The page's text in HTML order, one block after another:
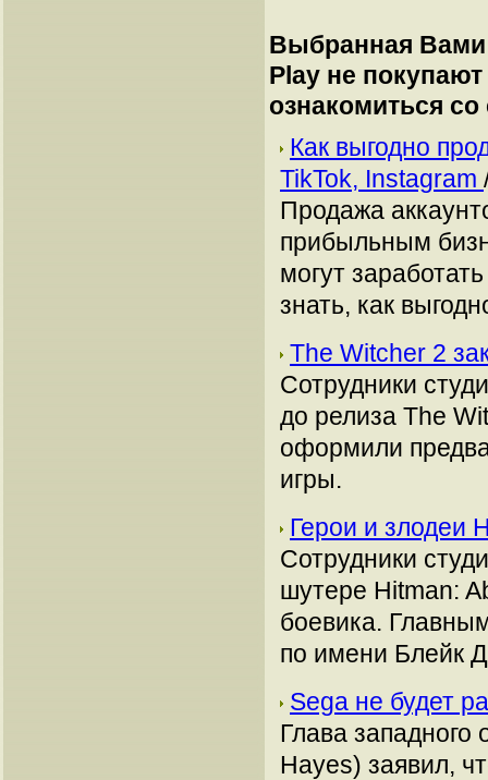
Выбранная Вами
Play не
ознакомиться
Как выгодно
TikTok, Instagram
Продажа
прибыльным
могут
знать, как
The Witcher 2
Сотрудники
до релиза The
оформили
игры.
Герои и злодеи
Сотрудники
шутере Hitman:
боевика.
по имени Блейк
Sega не будет
Глава западного
Hayes) заявил,